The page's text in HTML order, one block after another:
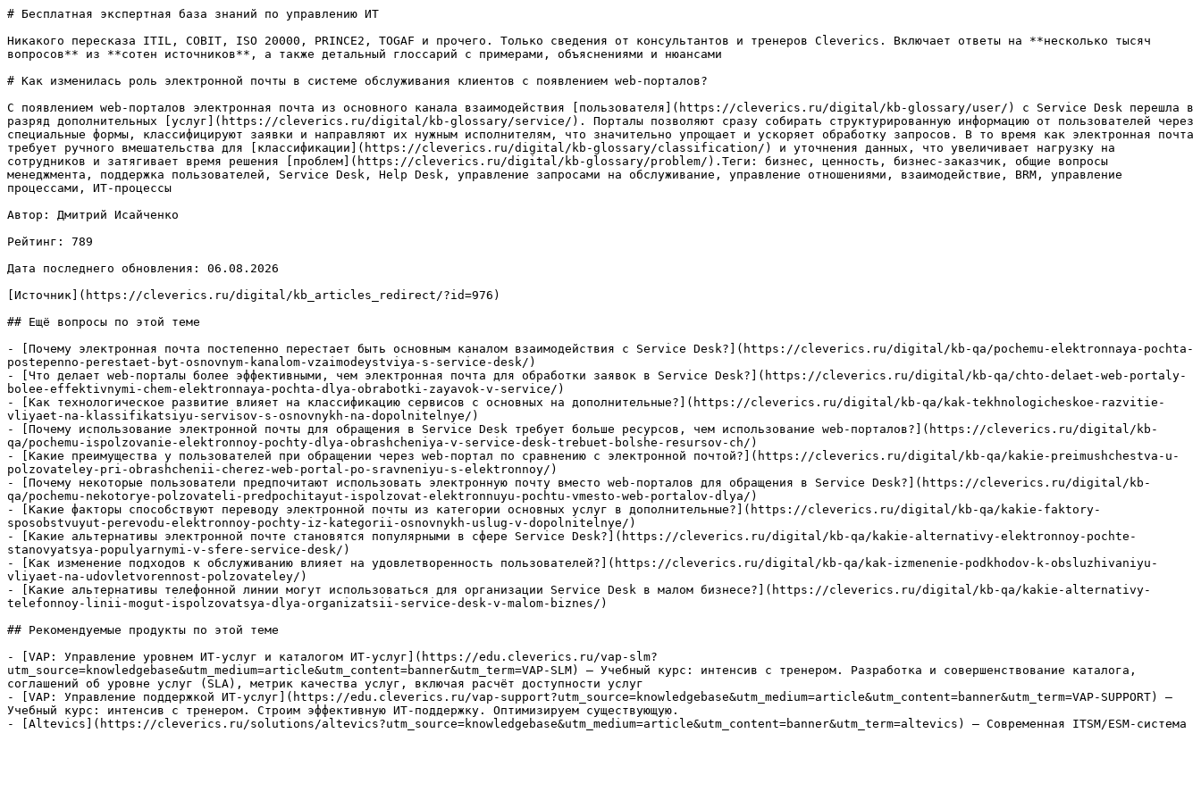
# Бесплатная экспертная база знаний по управлению ИТ
Никакого пересказа ITIL, COBIT, ISO 20000, PRINCE2, TOGAF и прочего. Только сведения от консультантов и тренеров Cleverics. Включает ответы на **несколько тысяч
вопросов** из **сотен источников**, а также детальный глоссарий с примерами, объяснениями и нюансами
# Как изменилась роль электронной почты в системе обслуживания клиентов с появлением web-порталов?
С появлением web-порталов электронная почта из основного канала взаимодействия [пользователя](https://cleverics.ru/digital/kb-glossary/user/) с Service Desk перешла в
разряд дополнительных [услуг](https://cleverics.ru/digital/kb-glossary/service/). Порталы позволяют сразу собирать структурированную информацию от пользователей через
специальные формы, классифицируют заявки и направляют их нужным исполнителям, что значительно упрощает и ускоряет обработку запросов. В то время как электронная почта
требует ручного вмешательства для [классификации](https://cleverics.ru/digital/kb-glossary/classification/) и уточнения данных, что увеличивает нагрузку на
сотрудников и затягивает время решения [проблем](https://cleverics.ru/digital/kb-glossary/problem/).Теги: бизнес, ценность, бизнес-заказчик, общие вопросы
менеджмента, поддержка пользователей, Service Desk, Help Desk, управление запросами на обслуживание, управление отношениями, взаимодействие, BRM, управление
процессами, ИТ-процессы
Автор: Дмитрий Исайченко
Рейтинг: 789
Дата последнего обновления: 06.08.2026
[Источник](https://cleverics.ru/digital/kb_articles_redirect/?id=976)
## Ещё вопросы по этой теме
- [Почему электронная почта постепенно перестает быть основным каналом взаимодействия с Service Desk?](https://cleverics.ru/digital/kb-qa/pochemu-elektronnaya-pochta-
postepenno-perestaet-byt-osnovnym-kanalom-vzaimodeystviya-s-service-desk/)
- [Что делает web-порталы более эффективными, чем электронная почта для обработки заявок в Service Desk?](https://cleverics.ru/digital/kb-qa/chto-delaet-web-portaly-
bolee-effektivnymi-chem-elektronnaya-pochta-dlya-obrabotki-zayavok-v-service/)
- [Как технологическое развитие влияет на классификацию сервисов с основных на дополнительные?](https://cleverics.ru/digital/kb-qa/kak-tekhnologicheskoe-razvitie-
vliyaet-na-klassifikatsiyu-servisov-s-osnovnykh-na-dopolnitelnye/)
- [Почему использование электронной почты для обращения в Service Desk требует больше ресурсов, чем использование web-порталов?](https://cleverics.ru/digital/kb-
qa/pochemu-ispolzovanie-elektronnoy-pochty-dlya-obrashcheniya-v-service-desk-trebuet-bolshe-resursov-ch/)
- [Какие преимущества у пользователей при обращении через web-портал по сравнению с электронной почтой?](https://cleverics.ru/digital/kb-qa/kakie-preimushchestva-u-
polzovateley-pri-obrashchenii-cherez-web-portal-po-sravneniyu-s-elektronnoy/)
- [Почему некоторые пользователи предпочитают использовать электронную почту вместо web-порталов для обращения в Service Desk?](https://cleverics.ru/digital/kb-
qa/pochemu-nekotorye-polzovateli-predpochitayut-ispolzovat-elektronnuyu-pochtu-vmesto-web-portalov-dlya/)
- [Какие факторы способствуют переводу электронной почты из категории основных услуг в дополнительные?](https://cleverics.ru/digital/kb-qa/kakie-faktory-
sposobstvuyut-perevodu-elektronnoy-pochty-iz-kategorii-osnovnykh-uslug-v-dopolnitelnye/)
- [Какие альтернативы электронной почте становятся популярными в сфере Service Desk?](https://cleverics.ru/digital/kb-qa/kakie-alternativy-elektronnoy-pochte-
stanovyatsya-populyarnymi-v-sfere-service-desk/)
- [Как изменение подходов к обслуживанию влияет на удовлетворенность пользователей?](https://cleverics.ru/digital/kb-qa/kak-izmenenie-podkhodov-k-obsluzhivaniyu-
vliyaet-na-udovletvorennost-polzovateley/)
- [Какие альтернативы телефонной линии могут использоваться для организации Service Desk в малом бизнесе?](https://cleverics.ru/digital/kb-qa/kakie-alternativy-
telefonnoy-linii-mogut-ispolzovatsya-dlya-organizatsii-service-desk-v-malom-biznes/)
## Рекомендуемые продукты по этой теме
- [VAP: Управление уровнем ИТ-услуг и каталогом ИТ-услуг](https://edu.cleverics.ru/vap-slm?
utm_source=knowledgebase&utm_medium=article&utm_content=banner&utm_term=VAP-SLM) — Учебный курс: интенсив с тренером. Разработка и совершенствование каталога,
соглашений об уровне услуг (SLA), метрик качества услуг, включая расчёт доступности услуг
- [VAP: Управление поддержкой ИТ-услуг](https://edu.cleverics.ru/vap-support?utm_source=knowledgebase&utm_medium=article&utm_content=banner&utm_term=VAP-SUPPORT) —
Учебный курс: интенсив с тренером. Строим эффективную ИТ-поддержку. Оптимизируем существующую.
- [Altevics](https://cleverics.ru/solutions/altevics?utm_source=knowledgebase&utm_medium=article&utm_content=banner&utm_term=altevics) — Современная ITSM/ESM-система